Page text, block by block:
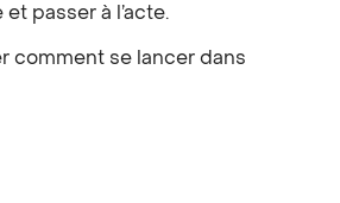
passer à l’acte.
comment se lancer dans